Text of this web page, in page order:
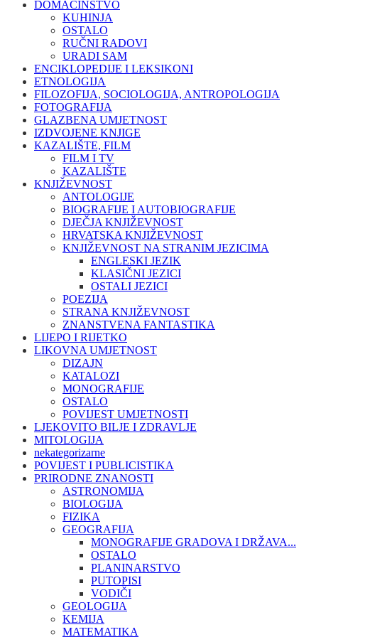
DOMAĆINSTVO
KUHINJA
OSTALO
RUČNI RADOVI
URADI SAM
ENCIKLOPEDIJE I LEKSIKONI
ETNOLOGIJA
FILOZOFIJA, SOCIOLOGIJA, ANTROPOLOGIJA
FOTOGRAFIJA
GLAZBENA UMJETNOST
IZDVOJENE KNJIGE
KAZALIŠTE, FILM
FILM I TV
KAZALIŠTE
KNJIŽEVNOST
ANTOLOGIJE
BIOGRAFIJE I AUTOBIOGRAFIJE
DJEČJA KNJIŽEVNOST
HRVATSKA KNJIŽEVNOST
KNJIŽEVNOST NA STRANIM JEZICIMA
ENGLESKI JEZIK
KLASIČNI JEZICI
OSTALI JEZICI
POEZIJA
STRANA KNJIŽEVNOST
ZNANSTVENA FANTASTIKA
LIJEPO I RIJETKO
LIKOVNA UMJETNOST
DIZAJN
KATALOZI
MONOGRAFIJE
OSTALO
POVIJEST UMJETNOSTI
LJEKOVITO BILJE I ZDRAVLJE
MITOLOGIJA
nekategorizarne
POVIJEST I PUBLICISTIKA
PRIRODNE ZNANOSTI
ASTRONOMIJA
BIOLOGIJA
FIZIKA
GEOGRAFIJA
MONOGRAFIJE GRADOVA I DRŽAVA...
OSTALO
PLANINARSTVO
PUTOPISI
VODIČI
GEOLOGIJA
KEMIJA
MATEMATIKA